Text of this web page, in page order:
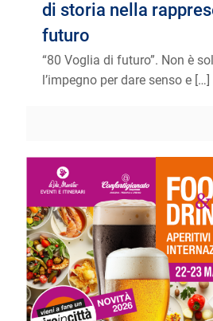
di storia nella
futuro
“80 Voglia di futuro”. Non è
l’impegno per dare senso e […]